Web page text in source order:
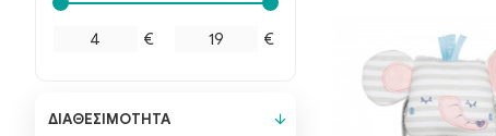
€ €
ΔΙΑΘΕΣΙΜΌΤΗΤΑ